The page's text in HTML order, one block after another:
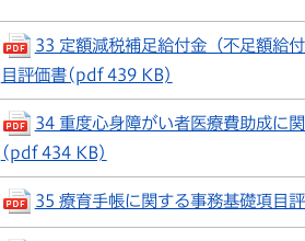
33 定額減税補足給付金（不足額給
目評価書(pdf 439 KB)
34 重度心身障がい者医療費助成に
(pdf 434 KB)
35 療育手帳に関する事務基礎項目